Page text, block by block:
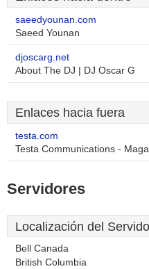
saeedyounan.com
Saeed Younan
djoscarg.net
About The DJ | DJ Oscar G
Enlaces hacia fuera
testa.com
Testa Communications -
Servidores
Localización del
Bell Canada
British Columbia